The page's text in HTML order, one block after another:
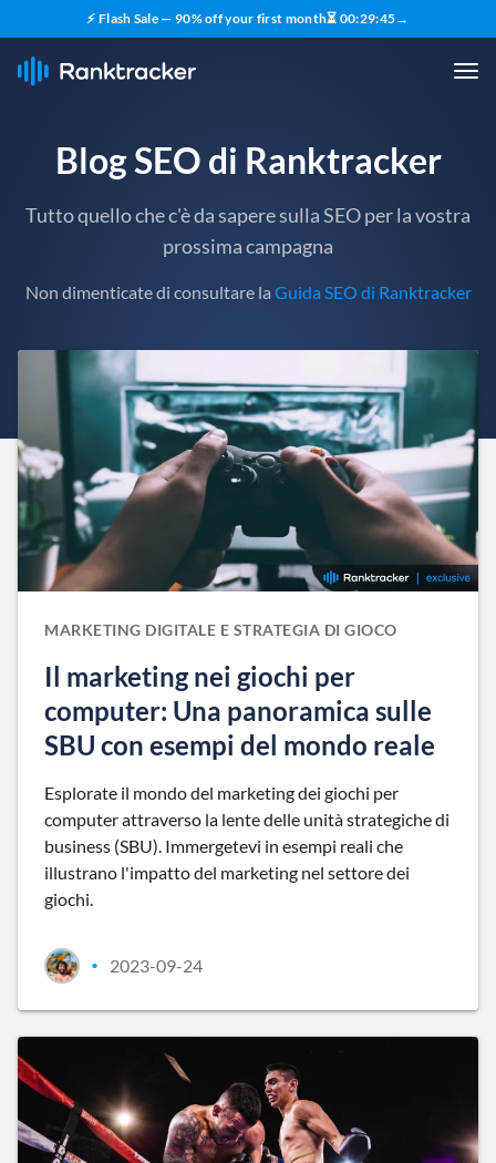
⚡ Flash Sale — 90% off your first month⏳ 00:29:43→
Blog SEO di Ranktracker
Tutto quello che c'è da sapere sulla SEO per la vostra
prossima campagna
Non dimenticate di consultare la Guida SEO di Ranktracker
MARKETING DIGITALE E STRATEGIA DI GIOCO
Il marketing nei giochi per
computer: Una panoramica sulle
SBU con esempi del mondo reale
Esplorate il mondo del marketing dei giochi per
computer attraverso la lente delle unità strategiche di
business (SBU). Immergetevi in esempi reali che
illustrano l'impatto del marketing nel settore dei
giochi.
• 2023-09-24